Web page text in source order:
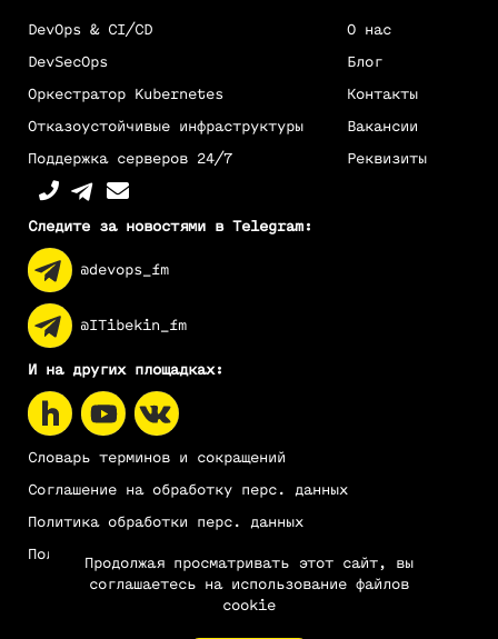
О нас
Блог
Контакты
Вакансии
Реквизиты
DevOps & CI/CD
DevSecOps
Оркестратор Kubernetes
Отказоустойчивые инфраструктуры
Поддержка серверов 24/7
Следите за новостями в Telegram:
@devops_fm
@ITibekin_fm
И на других площадках:
Словарь терминов и сокращений
Соглашение на обработку перс. данных
Политика обработки перс. данных
Пользовательское соглашение
Продолжая просматривать этот сайт, вы
соглашаетесь на использование файлов
cookie